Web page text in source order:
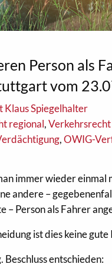
Person als
vom
Klaus Spiegelhalter
regional,Verkehrsrecht
,OWIG-
immer wieder einmal
andere –
Person als Fahrer
ist dies keine gute
Beschluss entschieden: